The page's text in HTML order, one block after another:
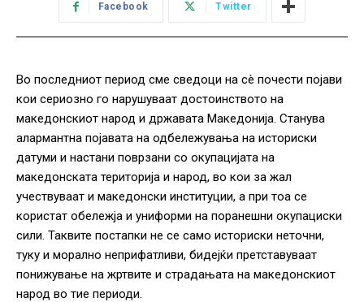
Facebook Twitter
Во последниот период сме сведоци на сè почести појави
кои сериозно го нарушуваат достоинството на
македонскиот народ и државата Македонија. Станува
алармантна појавата на одбележувања на историски
датуми и настани поврзани со окупацијата на
македонската територија и народ, во кои за жал
учествуваат и македонски институции, а при тоа се
користат обележја и униформи на поранешни окупациски
сили. Таквите постапки не се само историски неточни,
туку и морално неприфатливи, бидејќи претставуваат
понижување на жртвите и страдањата на македонскиот
народ во тие периоди.